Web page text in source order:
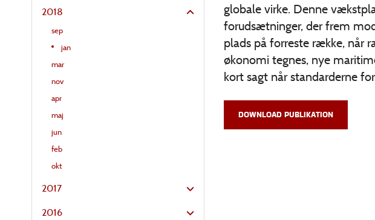
2018
sep
jan
mar
nov
apr
maj
jun
feb
okt
2017
2016
globale virke. Denne
forudsætninger, der frem
plads på forreste række, når
økonomi tegnes, nye
kort sagt når standarderne
DOWNLOAD PUBLIKATION